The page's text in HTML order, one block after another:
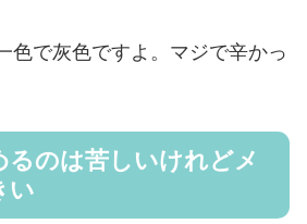
色で灰色ですよ。マジで辛かっ
るのは苦しいけれどメ
い